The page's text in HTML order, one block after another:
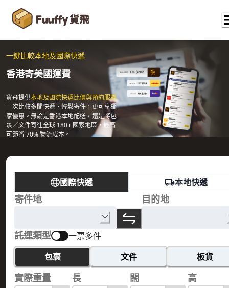
一鍵比較本地及國際快遞
香港寄美國運費
貨飛提供本地及國際快遞比價與預約服務
一次比較多間快遞、輕鬆寄件，更可享獨
家優惠。無論是香港本地配送，還是將包
裹／文件寄往全球 180+ 國家地區，最高
可節省 70% 物流成本。
國際快遞 本地快遞
寄件地 目的地
託運類型 一票多件
包裹 文件 板貨
實際重量 長 闊 高